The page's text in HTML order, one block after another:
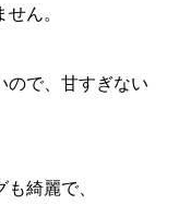
ん。
ので、甘すぎない
綺麗で、